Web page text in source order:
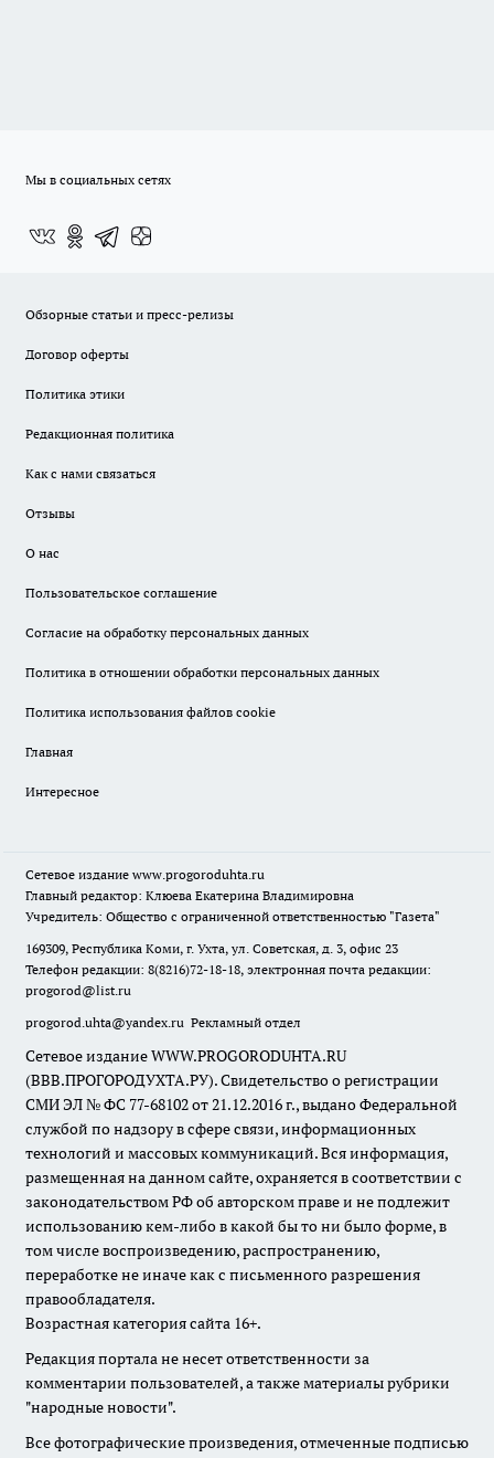
Мы в социальных сетях
Обзорные статьи и пресс-релизы
Договор оферты
Политика этики
Редакционная политика
Как с нами связаться
Отзывы
О нас
Пользовательское соглашение
Согласие на обработку персональных данных
Политика в отношении обработки персональных данных
Политика использования файлов cookie
Главная
Интересное
Сетевое издание www.progoroduhta.ru
Главный редактор: Клюева Екатерина Владимировна
Учредитель: Общество с ограниченной ответственностью "Газета"
169309, Республика Коми, г. Ухта, ул. Советская, д. 3, офис 23
Телефон редакции: 8(8216)72-18-18, электронная почта редакции:
progorod@list.ru
progorod.uhta@yandex.ru Рекламный отдел
Сетевое издание WWW.PROGORODUHTA.RU
(ВВВ.ПРОГОРОДУХТА.РУ). Свидетельство о регистрации
СМИ ЭЛ № ФС 77-68102 от 21.12.2016 г., выдано Федеральной
службой по надзору в сфере связи, информационных
технологий и массовых коммуникаций. Вся информация,
размещенная на данном сайте, охраняется в соответствии с
законодательством РФ об авторском праве и не подлежит
использованию кем-либо в какой бы то ни было форме, в
том числе воспроизведению, распространению,
переработке не иначе как с письменного разрешения
правообладателя.
Возрастная категория сайта 16+.
Редакция портала не несет ответственности за
комментарии пользователей, а также материалы рубрики
"народные новости".
Все фотографические произведения, отмеченные подписью